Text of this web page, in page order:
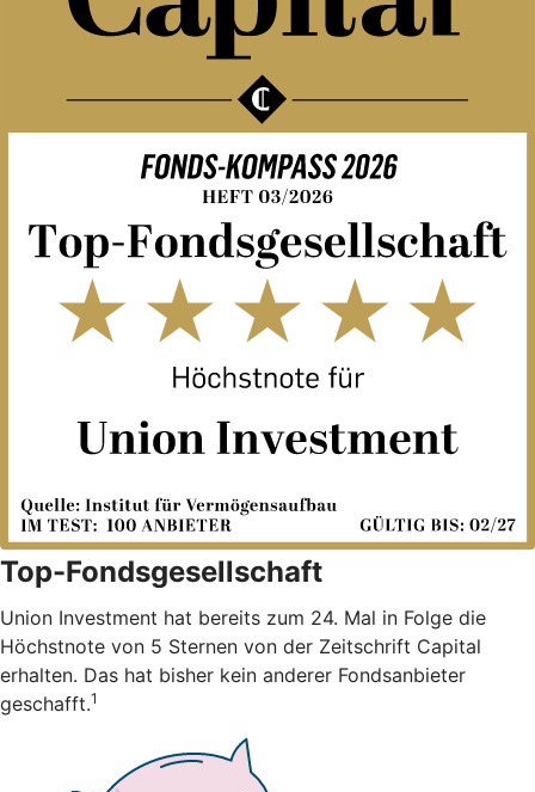
Top-Fondsgesellschaft
Union Investment hat bereits zum 24. Mal in Folge die
Höchstnote von 5 Sternen von der Zeitschrift Capital
erhalten. Das hat bisher kein anderer Fondsanbieter
geschafft.1